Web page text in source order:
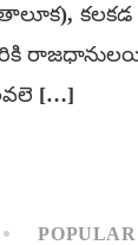
[…]
POPULAR